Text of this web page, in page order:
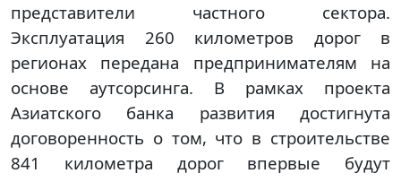
представители частного сектора.
Эксплуатация 260 километров дорог в
регионах передана предпринимателям на
основе аутсорсинга. В рамках проекта
Азиатского банка развития достигнута
договоренность о том, что в строительстве
841 километра дорог впервые будут